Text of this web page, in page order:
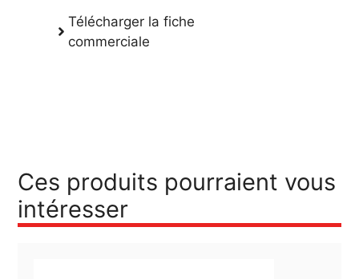
Télécharger la fiche
commerciale
Ces produits pourraient vous
intéresser